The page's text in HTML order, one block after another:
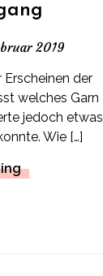
2019
der
welches Garn
jedoch etwas
Wie […]